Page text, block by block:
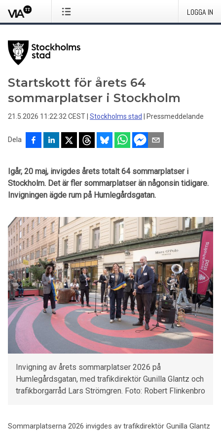
LOGGA IN
Startskott för årets 64
sommarplatser i Stockholm
21.5.2026 11:22:32 CEST Stockholms stad Pressmeddelande
Dela
Igår, 20 maj, invigdes årets totalt 64 sommarplatser i
Stockholm. Det är fler sommarplatser än någonsin tidigare.
Invigningen ägde rum på Humlegårdsgatan.
Invigning av årets sommarplatser 2026 på
Humlegårdsgatan, med trafikdirektör Gunilla Glantz och
trafikborgarråd Lars Strömgren. Foto: Robert Flinkenbro
Sommarplatserna 2026 invigdes av trafikdirektör Gunilla Glantz